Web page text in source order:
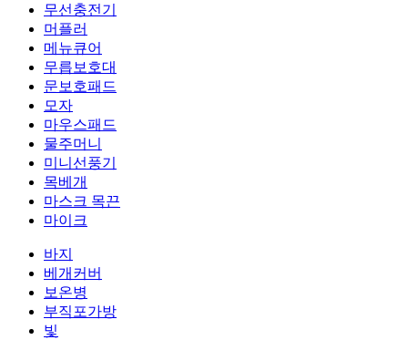
무선충전기
머플러
메뉴큐어
무릅보호대
문보호패드
모자
마우스패드
물주머니
미니선풍기
목베개
마스크 목끈
마이크
바지
베개커버
보온병
부직포가방
빛